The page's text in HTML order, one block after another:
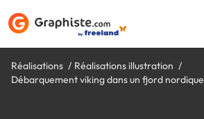
Réalisations
Réalisations illustration
Débarquement viking dans un fjord nordique